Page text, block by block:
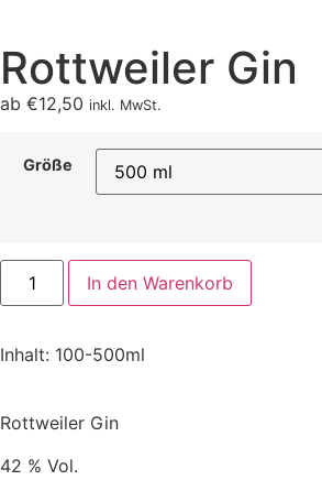
Rottweiler Gin
ab €12,50 inkl. MwSt.
Größe
In den Warenkorb
Inhalt: 100-500ml
Rottweiler Gin
42 % Vol.